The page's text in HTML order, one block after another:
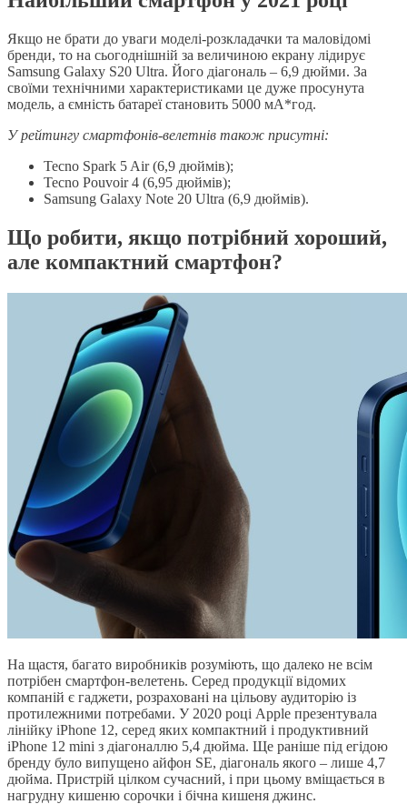
Якщо не брати до уваги моделі-розкладачки та маловідомі
бренди, то на сьогоднішній за величиною екрану лідирує
Samsung Galaxy S20 Ultra. Його діагональ – 6,9 дюйми. За
своїми технічними характеристиками це дуже просунута
модель, а ємність батареї становить 5000 мА*год.
У рейтингу смартфонів-велетнів також присутні:
Tecno Spark 5 Air (6,9 дюймів);
Tecno Pouvoir 4 (6,95 дюймів);
Samsung Galaxy Note 20 Ultra (6,9 дюймів).
Що робити, якщо потрібний хороший,
але компактний смартфон?
На щастя, багато виробників розуміють, що далеко не всім
потрібен смартфон-велетень. Серед продукції відомих
компаній є гаджети, розраховані на цільову аудиторію із
протилежними потребами. У 2020 році Apple презентувала
лінійку iPhone 12, серед яких компактний і продуктивний
iPhone 12 mini з діагоналлю 5,4 дюйма. Ще раніше під егідою
бренду було випущено айфон SE, діагональ якого – лише 4,7
дюйма. Пристрій цілком сучасний, і при цьому вміщається в
нагрудну кишеню сорочки і бічна кишеня джинс.